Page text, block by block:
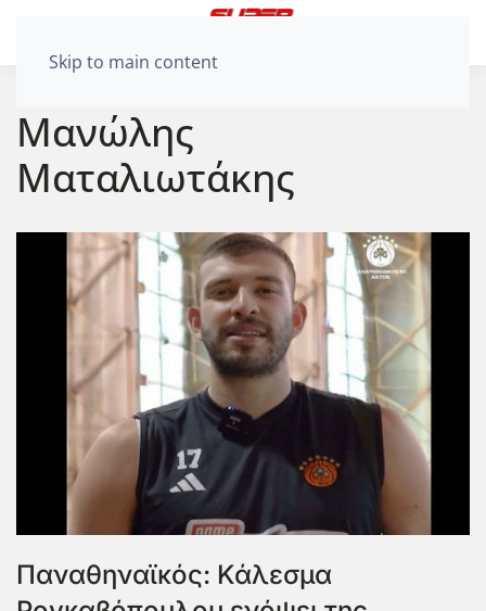
Skip to main content
Μανώλης
Ματαλιωτάκης
Παναθηναϊκός: Κάλεσμα